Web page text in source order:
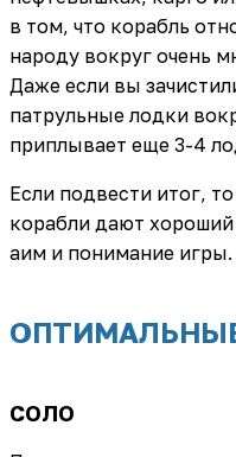
в том, что корабль
народу вокруг очень
Даже если вы
патрульные лодки
приплывает еще 3-4
Если подвести итог,
корабли дают хороший
аим и понимание игры.
СОЛО